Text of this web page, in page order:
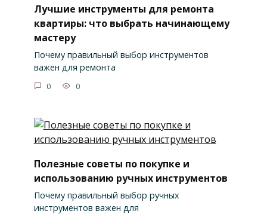
Лучшие инструменты для ремонта
квартиры: что выбрать начинающему
мастеру
Почему правильный выбор инструментов
важен для ремонта
0 0
Полезные советы по покупке и
использованию ручных инструментов
Почему правильный выбор ручных
инструментов важен для